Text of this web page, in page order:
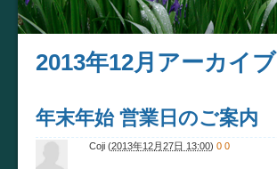
2013年12月アーカイブ
年末年始 営業日のご案内
Coji (2013年12月27日 13:00) 0 0